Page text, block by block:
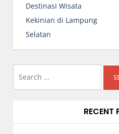
o
s
t
n
v
i
Destinasi Wisata
Kekinian di Lampung
Selatan
RECENT